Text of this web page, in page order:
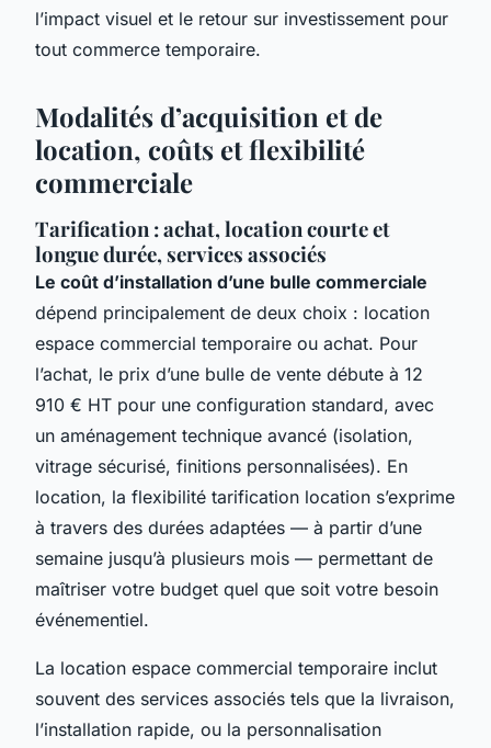
l’impact visuel et le retour sur investissement pour
tout commerce temporaire.
Modalités d’acquisition et de
location, coûts et flexibilité
commerciale
Tarification : achat, location courte et
longue durée, services associés
Le coût d’installation d’une bulle commerciale
dépend principalement de deux choix : location
espace commercial temporaire ou achat. Pour
l’achat, le prix d’une bulle de vente débute à 12
910 € HT pour une configuration standard, avec
un aménagement technique avancé (isolation,
vitrage sécurisé, finitions personnalisées). En
location, la flexibilité tarification location s’exprime
à travers des durées adaptées — à partir d’une
semaine jusqu’à plusieurs mois — permettant de
maîtriser votre budget quel que soit votre besoin
événementiel.
La location espace commercial temporaire inclut
souvent des services associés tels que la livraison,
l’installation rapide, ou la personnalisation